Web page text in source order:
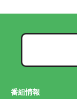
番組情報